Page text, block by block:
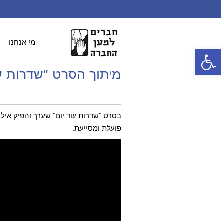
פתח סרגל נגישות
מי אנחנו
מיתוך הסרט "שדרות
פועלת ומסייעת.